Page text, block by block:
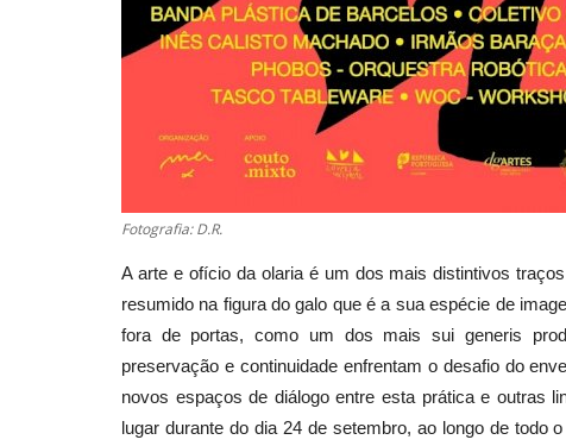
Fotografia: D.R.
A arte e ofício da olaria é um dos mais distintivos
resumido na figura do galo que é a sua espécie de
fora de portas, como um dos mais sui generis
preservação e continuidade enfrentam o desafio do
novos espaços de diálogo entre esta prática e outras
lugar durante do dia 24 de setembro, ao longo de todo